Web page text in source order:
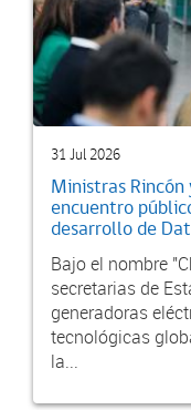
31 Jul 2026
Ministras
encuentro
desarrollo de
Bajo el nombre
secretarias de
generadoras
tecnológicas
la...